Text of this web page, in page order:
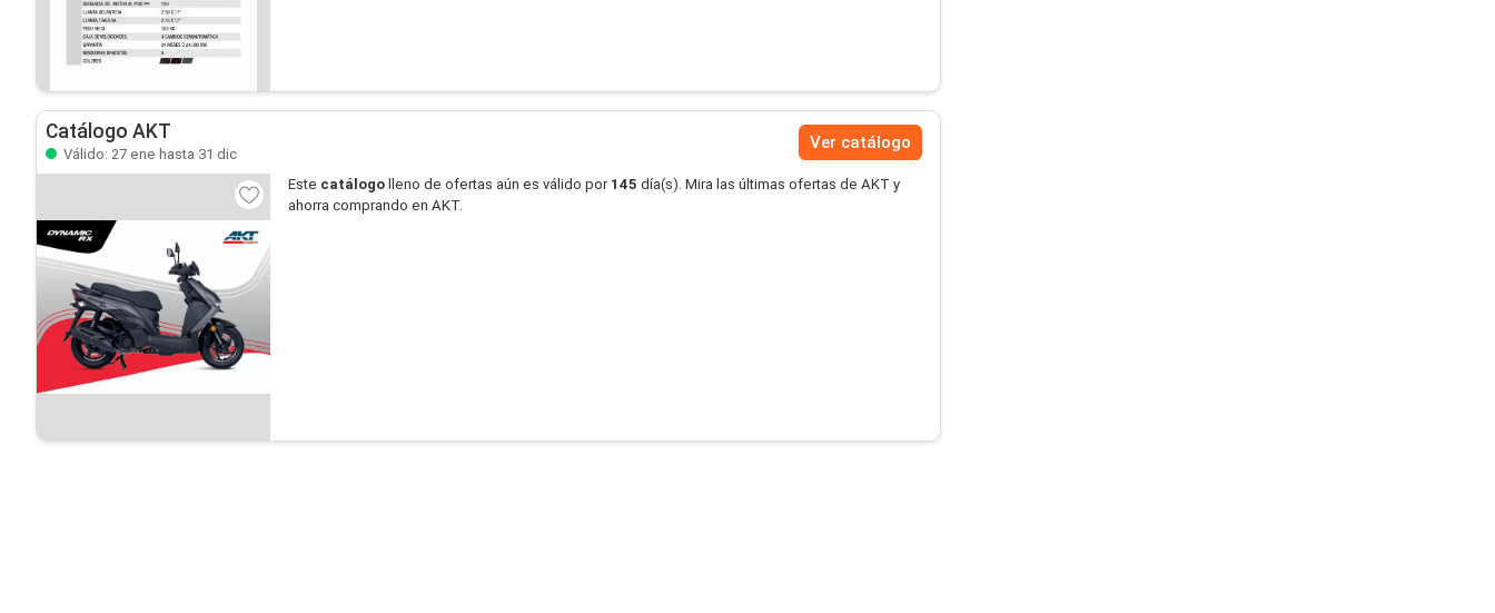
Catálogo AKT
Válido: 27 ene hasta 31 dic
Ver catálogo
Este catálogo lleno de ofertas aún es válido por 145 día(s). Mira las últimas ofertas de AKT y
ahorra comprando en AKT.